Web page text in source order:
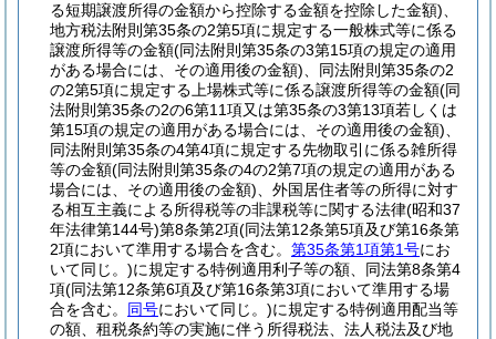
る短期譲渡所得の金額から控除する金額を控除した金額)
地方税法附則第35条の2第5項に規定する一般株式等に係る
譲渡所得等の金額(同法附則第35条の3第15項の規定の適用
がある場合には、その適用後の金額) 、同法附則第35条の2
の2第5項に規定する上場株式等に係る譲渡所得等の金額(同
法附則第35条の2の6第11項又は第35条の3第13項若しくは
第15項の規定の適用がある場合には、その適用後の金額)
同法附則第35条の4第4項に規定する先物取引に係る雑所得
等の金額(同法附則第35条の4の2第7項の規定の適用がある
場合には、その適用後の金額) 、外国居住者等の所得に対す
る相互主義による所得税等の非課税等に関する法律(昭和37
年法律第144号)第8条第2項(同法第12条第5項及び第16条第
2項において準用する場合を含む。 第35条第1項第1号にお
いて同じ。)に規定する特例適用利子等の額、同法第8条第4
項(同法第12条第6項及び第16条第3項において準用する場
合を含む。 同号において同じ。)に規定する特例適用配当等
の額、租税条約等の実施に伴う所得税法、法人税法及び地